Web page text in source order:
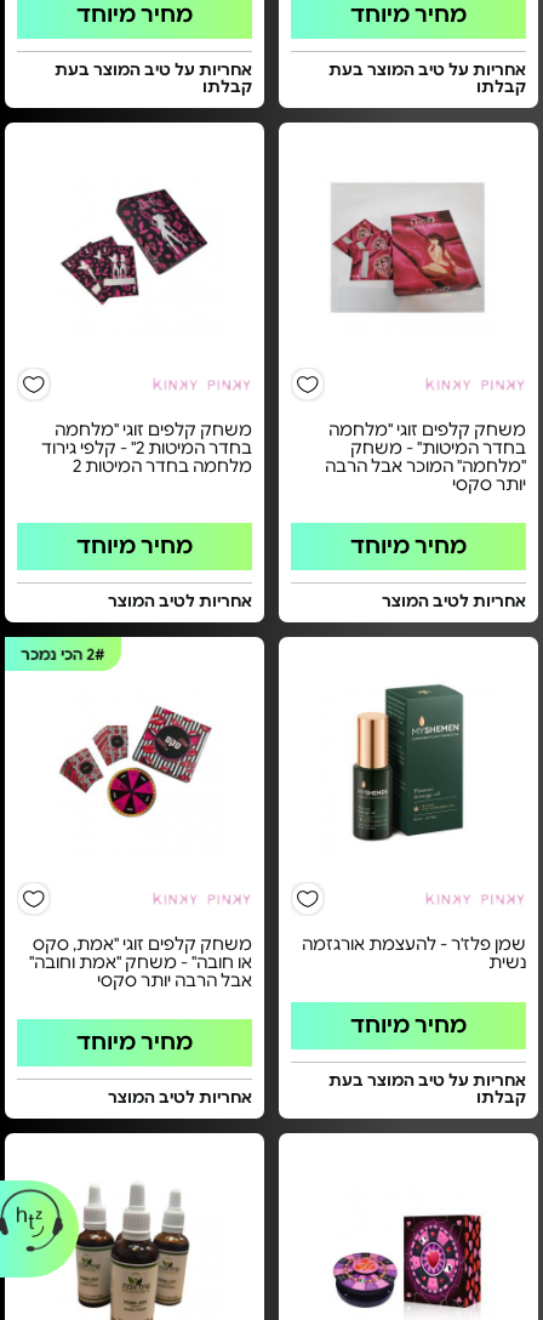
מחיר מיוחד
אחריות על טיב המוצר בעת
קבלתו
מחיר מיוחד
אחריות על טיב המוצר בעת
קבלתו
משחק קלפים זוגי "מלחמה
בחדר המיטות" - משחק
"מלחמה" המוכר אבל הרבה
יותר סקסי
מחיר מיוחד
אחריות לטיב המוצר
משחק קלפים זוגי "מלחמה
בחדר המיטות 2" - קלפי גירוד
מלחמה בחדר המיטות 2
מחיר מיוחד
אחריות לטיב המוצר
שמן פלז'ר - להעצמת אורגזמה
נשית
מחיר מיוחד
אחריות על טיב המוצר בעת
קבלתו
2#הכי נמכר
משחק קלפים זוגי "אמת, סקס
או חובה" - משחק "אמת וחובה"
אבל הרבה יותר סקסי
מחיר מיוחד
אחריות לטיב המוצר